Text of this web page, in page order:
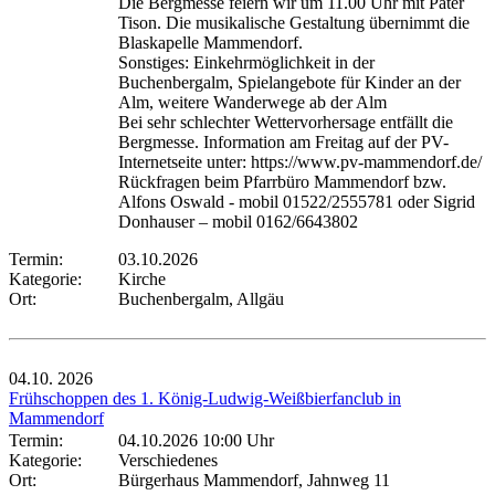
Tison. Die musikalische Gestaltung übernimmt die
Blaskapelle Mammendorf.
Sonstiges: Einkehrmöglichkeit in der
Buchenbergalm, Spielangebote für Kinder an der
Alm, weitere Wanderwege ab der Alm
Bei sehr schlechter Wettervorhersage entfällt die
Bergmesse. Information am Freitag auf der PV-
Internetseite unter: https://www.pv-mammendorf.de/
Rückfragen beim Pfarrbüro Mammendorf bzw.
Alfons Oswald - mobil 01522/2555781 oder Sigrid
Donhauser – mobil 0162/6643802
Termin:
03.10.2026
Kategorie:
Kirche
Ort:
Buchenbergalm, Allgäu
04.10. 2026
Frühschoppen des 1. König-Ludwig-Weißbierfanclub in
Mammendorf
Termin:
04.10.2026 10:00 Uhr
Kategorie:
Verschiedenes
Ort:
Bürgerhaus Mammendorf, Jahnweg 11